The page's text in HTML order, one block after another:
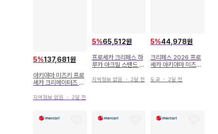
5%137,681원
아키야마 미즈키 프로
세카 크리에이터즈 페
지역정보 없음 ・ 2달 전
5%65,512원
프로세카 크리페스 하
루카 아크릴 스탠드 카
지역정보 없음 ・ 2달 전
5%44,978원
크리페스 2026 프로
세카 아키야마 미즈키
타
도쿄 ・ 2달 전